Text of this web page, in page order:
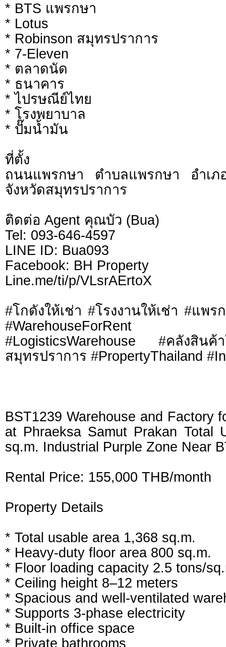
* BTS แพรกษา
* Lotus
* Robinson สมุทรปราการ
* 7-Eleven
* ตลาดนัด
* ธนาคาร
* ไปรษณีย์ไทย
* โรงพยาบาล
* ปั๊มน้ำมัน
ที่ตั้ง
ถนนแพรกษา ตำบลแพรกษา อำเภอ
จังหวัดสมุทรปราการ
ติดต่อ Agent คุณบัว (Bua)
Tel: 093-646-4597
LINE ID: Bua093
Facebook: BH Property
Line.me/ti/p/VLsrAErtoX
#โกดังให้เช่า #โรงงานให้เช่า #แพ
#WarehouseForRent
#LogisticsWarehouse #คลังสินค้
สมุทรปราการ #PropertyThailand
BST1239 Warehouse and Factory
at Phraeksa Samut Prakan Total
sq.m. Industrial Purple Zone Near
Rental Price: 155,000 THB/month
Property Details
* Total usable area 1,368 sq.m.
* Heavy-duty floor area 800 sq.m.
* Floor loading capacity 2.5 tons/
* Ceiling height 8–12 meters
* Spacious and well-ventilated
* Supports 3-phase electricity
* Built-in office space
* Private bathrooms